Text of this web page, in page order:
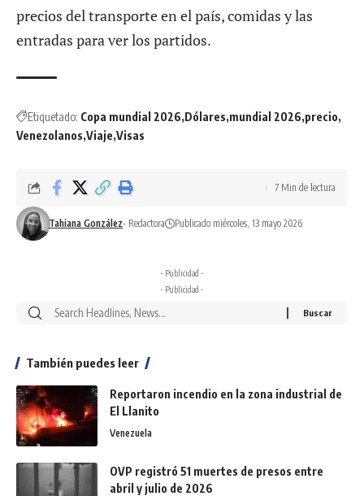
precios del transporte en el país, comidas y las
entradas para ver los partidos.
Etiquetado: Copa mundial 2026 Dólares mundial 2026 precio
Venezolanos Viaje Visas
Tahiana González- Redactora Publicado miércoles, 13 mayo 2026
7 Min de lectura
- Publicidad -
- Publicidad -
También puedes leer
Reportaron incendio en la zona industrial de
El Llanito
Venezuela
OVP registró 51 muertes de presos entre
abril y julio de 2026